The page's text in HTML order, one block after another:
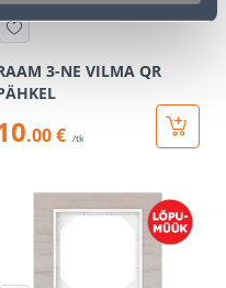
3-NE VILMA QR
.00 € /tk